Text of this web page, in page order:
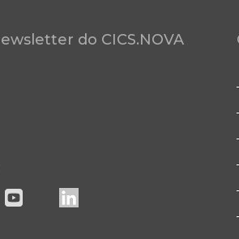
do CICS.NOVA